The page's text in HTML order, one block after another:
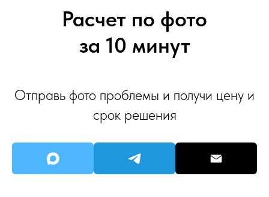
Расчет по фото
за 10 минут
Отправь фото проблемы и получи цену и
срок решения